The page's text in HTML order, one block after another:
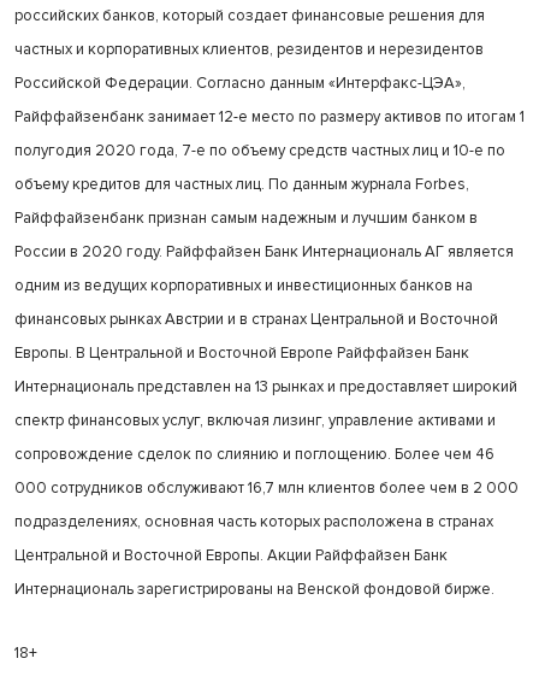
российских банков, который создает финансовые решения для
частных и корпоративных клиентов, резидентов и нерезидентов
Российской Федерации. Согласно данным «Интерфакс-ЦЭА»,
Райффайзенбанк занимает 12-е место по размеру активов по итогам 1
полугодия 2020 года, 7-е по объему средств частных лиц и 10-е по
объему кредитов для частных лиц. По данным журнала Forbes,
Райффайзенбанк признан самым надежным и лучшим банком в
России в 2020 году. Райффайзен Банк Интернациональ АГ является
одним из ведущих корпоративных и инвестиционных банков на
финансовых рынках Австрии и в странах Центральной и Восточной
Европы. В Центральной и Восточной Европе Райффайзен Банк
Интернациональ представлен на 13 рынках и предоставляет широкий
спектр финансовых услуг, включая лизинг, управление активами и
сопровождение сделок по слиянию и поглощению. Более чем 46
000 сотрудников обслуживают 16,7 млн клиентов более чем в 2 000
подразделениях, основная часть которых расположена в странах
Центральной и Восточной Европы. Акции Райффайзен Банк
Интернациональ зарегистрированы на Венской фондовой бирже.
18+